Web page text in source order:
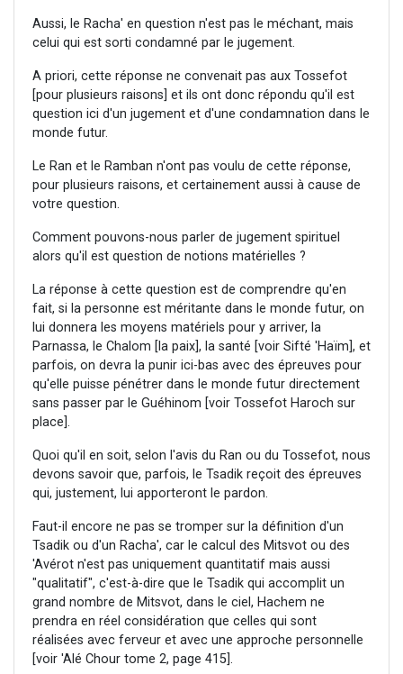
Aussi, le Racha' en question n'est pas le méchant, mais
celui qui est sorti condamné par le jugement.
A priori, cette réponse ne convenait pas aux Tossefot
[pour plusieurs raisons] et ils ont donc répondu qu'il est
question ici d'un jugement et d'une condamnation dans le
monde futur.
Le Ran et le Ramban n'ont pas voulu de cette réponse,
pour plusieurs raisons, et certainement aussi à cause de
votre question.
Comment pouvons-nous parler de jugement spirituel
alors qu'il est question de notions matérielles ?
La réponse à cette question est de comprendre qu'en
fait, si la personne est méritante dans le monde futur, on
lui donnera les moyens matériels pour y arriver, la
Parnassa, le Chalom [la paix], la santé [voir Sifté 'Haïm], et
parfois, on devra la punir ici-bas avec des épreuves pour
qu'elle puisse pénétrer dans le monde futur directement
sans passer par le Guéhinom [voir Tossefot Haroch sur
place].
Quoi qu'il en soit, selon l'avis du Ran ou du Tossefot, nous
devons savoir que, parfois, le Tsadik reçoit des épreuves
qui, justement, lui apporteront le pardon.
Faut-il encore ne pas se tromper sur la définition d'un
Tsadik ou d'un Racha', car le calcul des Mitsvot ou des
'Avérot n'est pas uniquement quantitatif mais aussi
"qualitatif", c'est-à-dire que le Tsadik qui accomplit un
grand nombre de Mitsvot, dans le ciel, Hachem ne
prendra en réel considération que celles qui sont
réalisées avec ferveur et avec une approche personnelle
[voir 'Alé Chour tome 2, page 415].